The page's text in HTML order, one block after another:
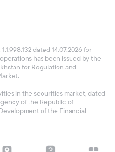
dated 14.07.2026 for
has been issued by the
for Regulation and
in the securities market, dated
of the Republic of
of the Financial